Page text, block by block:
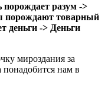
разум ->
порождают товарный
деньги -> Деньги
мироздания за
понадобится нам в